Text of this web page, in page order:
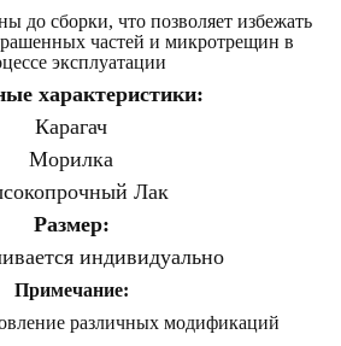
до сборки, что позволяет избежать
частей и микротрещин в
эксплуатации
характеристики:
Карагач
Морилка
Лак
Размер:
индивидуально
Примечание:
различных модификаций